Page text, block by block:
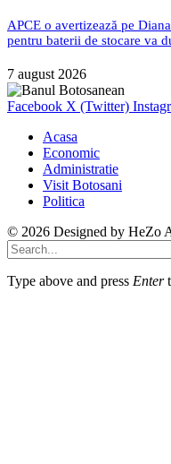
APCE o avertizează pe
pentru baterii de stocare va
7 august 2026
Facebook X (Twitter)
Acasa
Economic
Administratie
Visit Botosani
Politica
© 2026 Designed by HeZo
Type above and press Enter